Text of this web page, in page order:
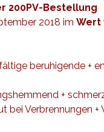
200PV-Bestellung
2018 im Wert
beruhigende +
+
bei Verbrennungen +